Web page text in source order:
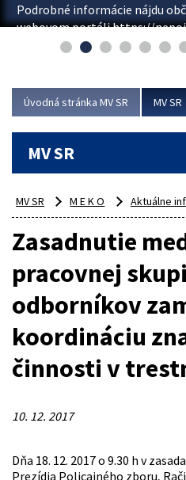
Podrobné informácie nájdu
webovom portáli https://
ktorom od augusta pribudne
Úvodná stránka MV SR MV SR
MV SR
MV SR M E K O Aktuálne
Zasadnutie
pracovnej
odborníkov
koordináciu
činnosti v
10. 12. 2017
Dňa 18. 12. 2017 o 9.30 h v
Prezídia Policajného zboru,